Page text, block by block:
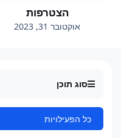
הצטרפות
אוקטובר 31, 2023
סוג תוכן
כל הפעילויות